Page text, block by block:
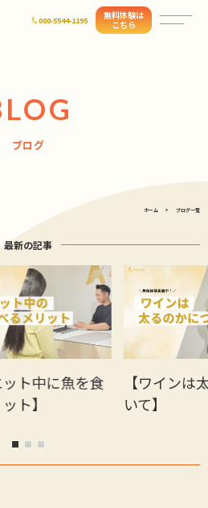
080-5544-1195
無料体験は
こちら
ブログ
ホーム ブログ一覧
最新の記事
ット中に魚を食
ト】
【ワインは
いて】